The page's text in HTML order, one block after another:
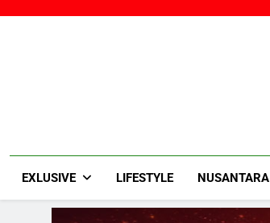
EXLUSIVE LIFESTYLE NUSANTARA